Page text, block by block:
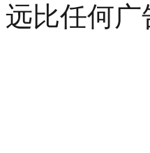
远比任何广